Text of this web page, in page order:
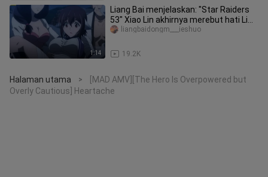
1:14
Liang Bai menjelaskan: "Star Raiders
53" Xiao Lin akhirnya merebut hati Li
Ren, dan sepasang kekasih
19.2K
liangbaidongm___ieshuo
Halaman utama >
[MAD AMV][The Hero Is Overpowered but
Overly Cautious] Heartache